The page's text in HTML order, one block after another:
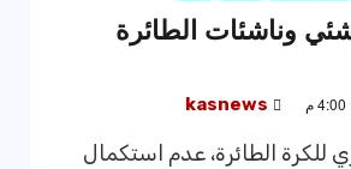
وناشئات الطائرة
kasnews
للكرة الطائرة، عدم استكمال